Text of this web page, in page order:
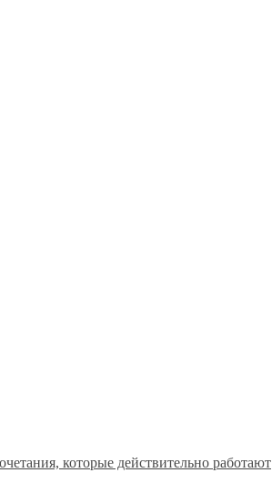
которые действительно работают